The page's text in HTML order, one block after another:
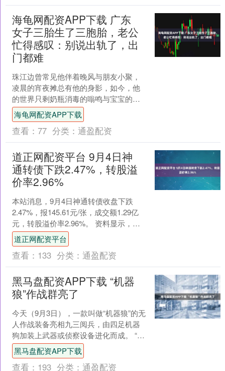
海龟网配资APP下载 广东
女子三胎生了三胞胎，老公
忙得感叹：别说出轨了，出
门都难
珠江边曾常见他伴着晚风与朋友小聚，
凌晨的宵夜摊总有他的身影，如今，他
的世界只剩奶瓶消毒的嗡鸣与宝宝的哭
闹声，冲奶的动作练得比流水线还熟
练。 他是勤姐的老公，也是....
海龟网配资APP下载
查看： 77 分类： 通盈配资
道正网配资平台 9月4日神
通转债下跌2.47%，转股溢
价率2.96%
本站消息，9月4日神通转债收盘下跌
2.47%，报145.61元/张，成交额1.29亿
元，转股溢价率2.96%。 资料显示，神
通转债信用级别为“AA-”，债券期限....
道正网配资平台
查看： 133 分类： 通盈配资
黑马盘配资APP下载 “机器
狼”作战群亮了
今天（9月3日），一款叫做“机器狼”的无
人作战装备亮相九三阅兵，由四足机器
狗加装上武器或侦察设备进化而成。 “机
器狼”无人战车。据央视视频截图 “机器
狼”出现在....
黑马盘配资APP下载
查看： 193 分类： 通盈配资